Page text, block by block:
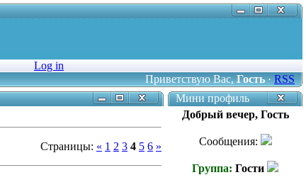
Log in
Приветствую Вас,Гость·RSS
Страницы: « 1 2 3 4 5 6 »
Мини профиль
Добрый вечер, Гость
Сообщения:
Группа: Гости